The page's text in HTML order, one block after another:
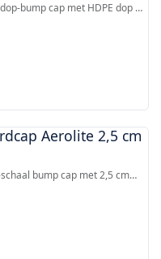
bump cap met HDPE dop en
EN 812. Weegt minder
Aerolite 2,5 cm
bump cap met 2,5 cm
en EPP-impactvoering,